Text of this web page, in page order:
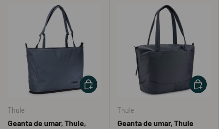
Thule
Geanta de umar, Thule,
ADAUGĂ ÎN COȘ
Thule
Geanta de umar, Thule